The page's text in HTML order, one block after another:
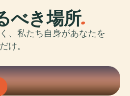
べき場所.
、私たち自身があなたを
け。